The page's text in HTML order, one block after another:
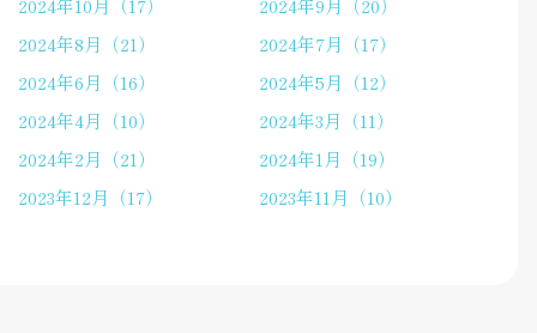
2024年8月（21）
2024年7月（17）
2024年6月（16）
2024年5月（12）
2024年4月（10）
2024年3月（11）
2024年2月（21）
2024年1月（19）
2023年12月（17）
2023年11月（10）